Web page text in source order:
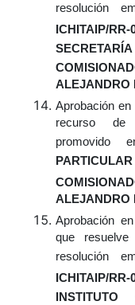
resolución
ICHITAIP/RR-
ALEJANDRO
Aprobación en
recurso
promovido
ALEJANDRO
Aprobación
que
resolución
ICHITAIP/RR-